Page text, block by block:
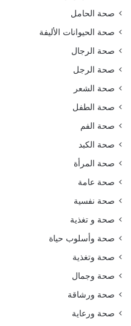
صحة الحامل
صحة الحيوانات الأليفة
صحة الرجال
صحة الرجل
صحة الشعر
صحة الطفل
صحة الفم
صحة الكبد
صحة المرأة
صحة عامة
صحة نفسية
صحة و تغذية
صحة وأسلوب حياة
صحة وتغذية
صحة وجمال
صحة ورشاقة
صحة ورعاية